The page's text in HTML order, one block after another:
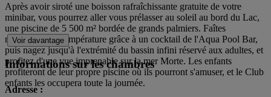
Après avoir siroté une boisson rafraîchissante gratuite de votre
minibar, vous pourrez aller vous prélasser au soleil au bord du Lac,
une piscine de 5 500 m² bordée de grands palmiers. Faîtes
redescendre la température grâce à un cocktail de l'Aqua Pool Bar,
puis nagez jusqu'à l'extrémité du bassin infini réservé aux adultes, et
profitez d'une vue imprenable sur la mer Morte. Les enfants
profiteront de leur propre piscine où ils pourront s'amuser, et le Club
enfants les occupera toute la journée.
Voir davantage
Informations sur les chambres
Adresse :